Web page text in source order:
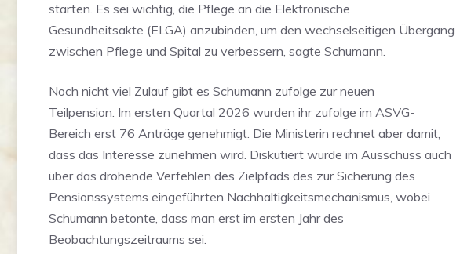
starten. Es sei wichtig, die Pflege an die Elektronische
Gesundheitsakte (ELGA) anzubinden, um den wechselseitigen Übergang
zwischen Pflege und Spital zu verbessern, sagte Schumann.
Noch nicht viel Zulauf gibt es Schumann zufolge zur neuen
Teilpension. Im ersten Quartal 2026 wurden ihr zufolge im ASVG-
Bereich erst 76 Anträge genehmigt. Die Ministerin rechnet aber damit,
dass das Interesse zunehmen wird. Diskutiert wurde im Ausschuss auch
über das drohende Verfehlen des Zielpfads des zur Sicherung des
Pensionssystems eingeführten Nachhaltigkeitsmechanismus, wobei
Schumann betonte, dass man erst im ersten Jahr des
Beobachtungszeitraums sei.